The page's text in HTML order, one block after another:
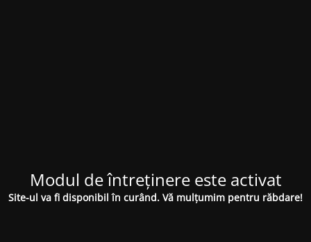
Modul de întreținere este activat
Site-ul va fi disponibil în curând. Vă mulțumim pentru răbdare!